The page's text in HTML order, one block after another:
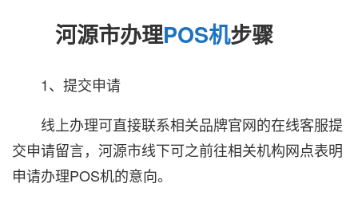
河源市办理POS机步骤
1、提交申请
线上办理可直接联系相关品牌官网的在线客服提
交申请留言，河源市线下可之前往相关机构网点表明
申请办理POS机的意向。